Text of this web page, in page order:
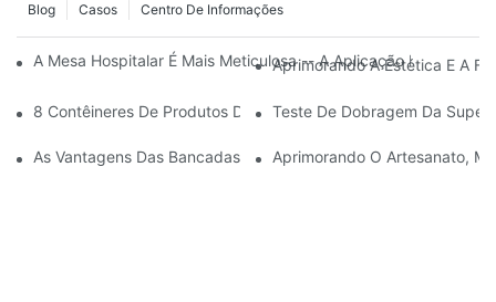
Centro De Informações
Casos
Blog
A Mesa Hospitalar É Mais Meticulosa -- A Aplicação De
Aprimorando A Estética E A
8 Contêineres De Produtos De Banheiro Em Superfície Sólida
Teste De Dobragem Da
As Vantagens Das Bancadas De Superfície Sólida Em
Aprimorando O Artesanato,